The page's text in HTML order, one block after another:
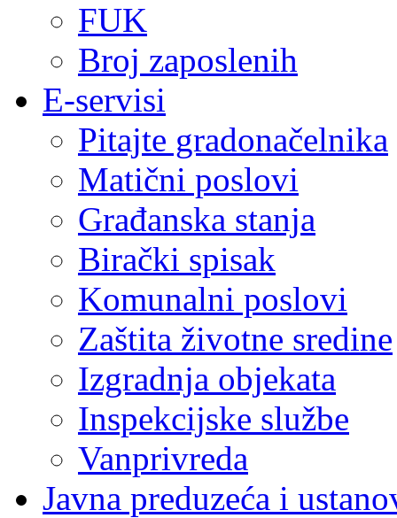
FUK
Broj zaposlenih
E-servisi
Pitajte gradonačelnika
Matični poslovi
Građanska stanja
Birački spisak
Komunalni poslovi
Zaštita životne sredine
Izgradnja objekata
Inspekcijske službe
Vanprivreda
Javna preduzeća i